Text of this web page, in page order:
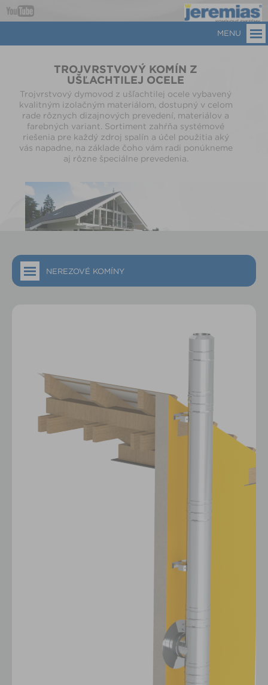
MENU
TROJVRSTVOVÝ KOMÍN Z
UŠĽACHTILEJ OCELE
Trojvrstvový dymovod z ušľachtilej ocele vybavený
kvalitným izolačným materiálom, dostupný v celom
rade rôznych dizajnových prevedení, materiálov a
farebných variant. Sortiment zahŕňa systémové
riešenia pre každý zdroj spalín a účel použitia aký
vás napadne, na základe čoho vám radi ponúkneme
aj rôzne špeciálne prevedenia.
NEREZOVÉ KOMÍNY